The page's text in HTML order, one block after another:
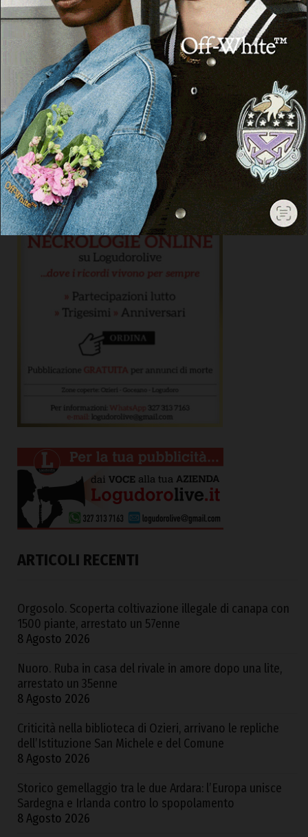
ARTICOLI RECENTI
Orgosolo. Scoperta coltivazione illegale di canapa con
1500 piante, arrestato un 57enne
8 Agosto 2026
Nuoro. Ruba in casa del rivale in amore dopo una lite,
arrestato un 35enne
8 Agosto 2026
Criticità nella biblioteca di Ozieri, arrivano le repliche
dell’Istituzione San Michele e del Comune
8 Agosto 2026
Storico gemellaggio tra le due Ardara: l’Europa unisce
Sardegna e Irlanda contro lo spopolamento
8 Agosto 2026